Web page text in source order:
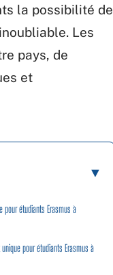
la possibilité de
Les
pays, de
et
pour étudiants Erasmus à
pour étudiants Erasmus à